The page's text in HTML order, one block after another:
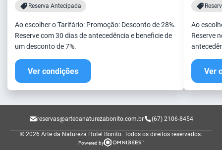
Reserva Antecipada
Ao escolher o Tarifário: Promoção: Desconto de 28%.
Reserve com 30 dias de antecedência e beneficie de
um desconto de 7%.
Ver condições
Ao
Reserve
Ver
reservas@artedanaturezabonito.com.br (67) 2106-8454
© 2026 Arte da Natureza Hotel Bonito. Todos os direitos reservados.
Powered by